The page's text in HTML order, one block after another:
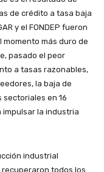
de crédito a tasa baja
y el FONDEP fueron
momento más duro de
pasado el peor
a tasas razonables,
la baja de
en 16
la industria
industrial
recuperaron todos los